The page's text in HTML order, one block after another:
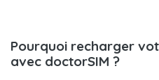
Pourquoi recharger
avec doctorSIM ?